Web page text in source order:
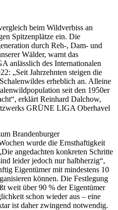
beim Wildverbiss an
Spitzenplätze ein. Die
durch Reh-, Dam- und
Wälder, warnt das
anlässlich des Internationalen
„Seit Jahrzehnten steigen die
erheblich an. Alleine
seit den 1950er
erklärt Reinhard Dalchow,
GRÜNE LIGA Oberhavel
Brandenburger
wurde die Ernsthaftigkeit
angedachten konkreten Schritte
leider jedoch nur halbherzig“,
Eigentümer mit mindestens 10
können. Die Festlegung
weit über 90 % der Eigentümer
schon wieder aus – eine
ist daher zwingend notwendig.